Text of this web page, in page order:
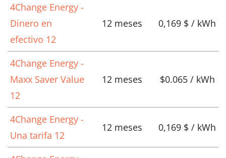
4Change Energy -
Dinero en
efectivo 12
12 meses 0,169 $ / kWh
4Change Energy -
Maxx Saver Value
12
12 meses $0.065 / kWh
4Change Energy -
Una tarifa 12
12 meses 0,169 $ / kWh